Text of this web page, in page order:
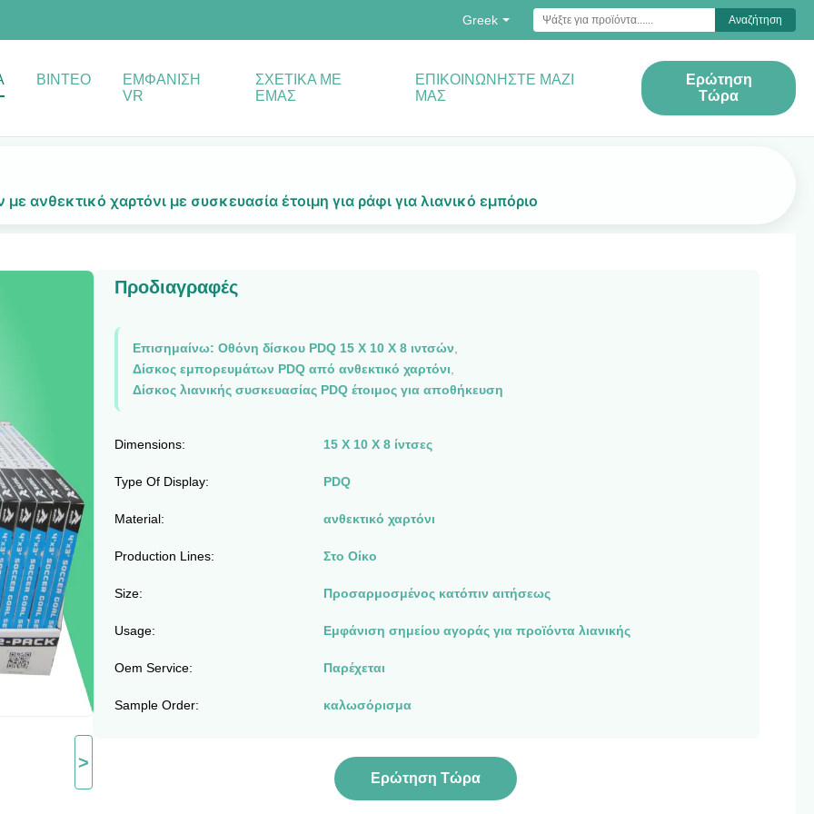
Greek Αναζήτηση
ΒΊΝΤΕΟ
ΕΜΦΆΝΙΣΗ
VR
ΣΧΕΤΙΚΆ ΜΕ
ΕΜΆΣ
ΕΠΙΚΟΙΝΩΝΉΣΤΕ ΜΑΖΊ
ΜΑΣ
Ερώτηση
Τώρα
ανθεκτικό χαρτόνι με συσκευασία έτοιμη για ράφι για λιανικό εμπόριο
>
Προδιαγραφές
Επισημαίνω: Οθόνη δίσκου PDQ 15 X 10 X 8 ιντσών
Δίσκος εμπορευμάτων PDQ από ανθεκτικό χαρτόνι
Δίσκος λιανικής συσκευασίας PDQ έτοιμος για αποθήκευση
Dimensions: 15 Χ 10 Χ 8 ίντσες
Type Of Display: PDQ
Material: ανθεκτικό χαρτόνι
Production Lines: Στο Οίκο
Size: Προσαρμοσμένος κατόπιν αιτήσεως
Usage: Εμφάνιση σημείου αγοράς για προϊόντα λιανικής
Oem Service: Παρέχεται
Sample Order: καλωσόρισμα
Ερώτηση Τώρα